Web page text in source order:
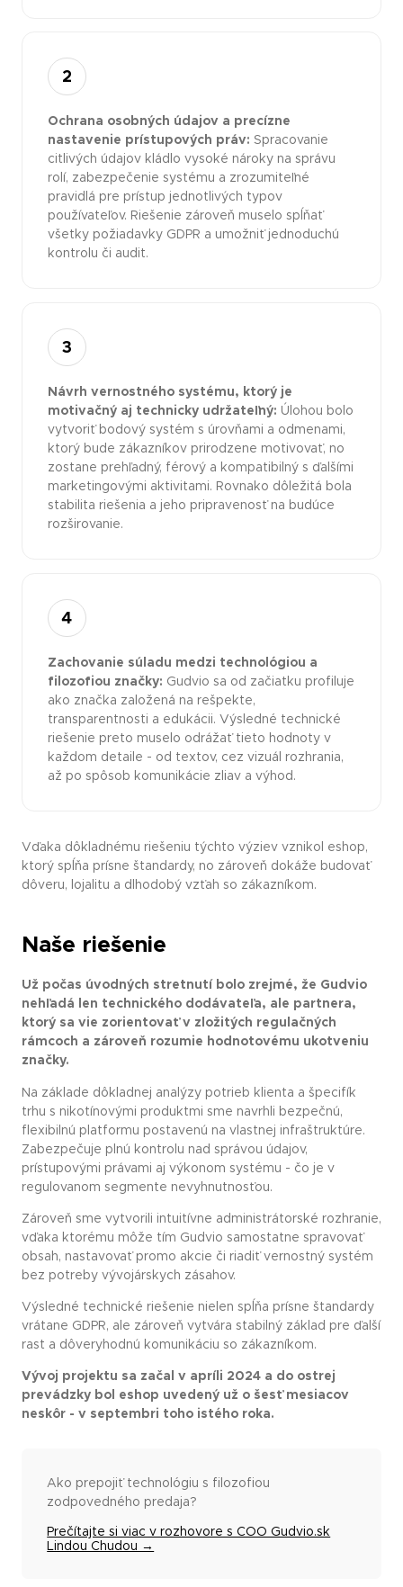
2
Ochrana osobných údajov a precízne
nastavenie prístupových práv: Spracovanie
citlivých údajov kládlo vysoké nároky na správu
rolí, zabezpečenie systému a zrozumiteľné
pravidlá pre prístup jednotlivých typov
používateľov. Riešenie zároveň muselo spĺňať
všetky požiadavky GDPR a umožniť jednoduchú
kontrolu či audit.
3
Návrh vernostného systému, ktorý je
motivačný aj technicky udržateľný: Úlohou bolo
vytvoriť bodový systém s úrovňami a odmenami,
ktorý bude zákazníkov prirodzene motivovať, no
zostane prehľadný, férový a kompatibilný s ďalšími
marketingovými aktivitami. Rovnako dôležitá bola
stabilita riešenia a jeho pripravenosť na budúce
rozširovanie.
4
Zachovanie súladu medzi technológiou a
filozofiou značky: Gudvio sa od začiatku profiluje
ako značka založená na rešpekte,
transparentnosti a edukácii. Výsledné technické
riešenie preto muselo odrážať tieto hodnoty v
každom detaile - od textov, cez vizuál rozhrania,
až po spôsob komunikácie zliav a výhod.
Vďaka dôkladnému riešeniu týchto výziev vznikol eshop,
ktorý spĺňa prísne štandardy, no zároveň dokáže budovať
dôveru, lojalitu a dlhodobý vzťah so zákazníkom.
Naše riešenie
Už počas úvodných stretnutí bolo zrejmé, že Gudvio
nehľadá len technického dodávateľa, ale partnera,
ktorý sa vie zorientovať v zložitých regulačných
rámcoch a zároveň rozumie hodnotovému ukotveniu
značky.
Na základe dôkladnej analýzy potrieb klienta a špecifík
trhu s nikotínovými produktmi sme navrhli bezpečnú,
flexibilnú platformu postavenú na vlastnej infraštruktúre.
Zabezpečuje plnú kontrolu nad správou údajov,
prístupovými právami aj výkonom systému - čo je v
regulovanom segmente nevyhnutnosťou.
Zároveň sme vytvorili intuitívne administrátorské rozhranie,
vďaka ktorému môže tím Gudvio samostatne spravovať
obsah, nastavovať promo akcie či riadiť vernostný systém
bez potreby vývojárskych zásahov.
Výsledné technické riešenie nielen spĺňa prísne štandardy
vrátane GDPR, ale zároveň vytvára stabilný základ pre ďalší
rast a dôveryhodnú komunikáciu so zákazníkom.
Vývoj projektu sa začal v apríli 2024 a do ostrej
prevádzky bol eshop uvedený už o šesť mesiacov
neskôr - v septembri toho istého roka.
Ako prepojiť technológiu s filozofiou
zodpovedného predaja?
Prečítajte si viac v rozhovore s COO Gudvio.sk
Lindou Chudou →